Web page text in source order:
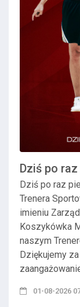
Dziś po
Dziś po raz
Trenera
imieniu
Koszykówka
naszym
Dziękujemy
01-08-2026